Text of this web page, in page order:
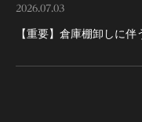
2026.07.03
【重要】倉庫棚卸しに